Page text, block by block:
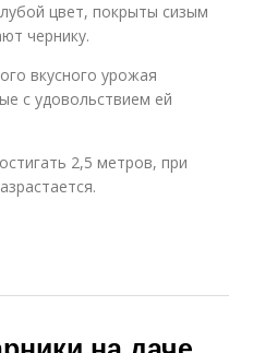
цвет, покрыты сизым
чернику.
вкусного урожая
с удовольствием ей
2,5 метров, при